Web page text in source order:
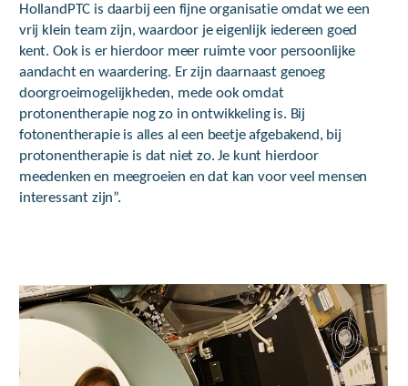
HollandPTC is daarbij een fijne organisatie omdat we een
vrij klein team zijn, waardoor je eigenlijk iedereen goed
kent. Ook is er hierdoor meer ruimte voor persoonlijke
aandacht en waardering. Er zijn daarnaast genoeg
doorgroeimogelijkheden, mede ook omdat
protonentherapie nog zo in ontwikkeling is. Bij
fotonentherapie is alles al een beetje afgebakend, bij
protonentherapie is dat niet zo. Je kunt hierdoor
meedenken en meegroeien en dat kan voor veel mensen
interessant zijn”.